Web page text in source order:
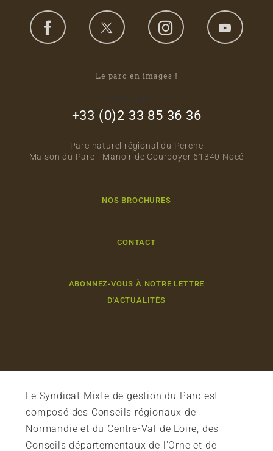
Le parc en images !
+33 (0)2 33 85 36 36
Parc naturel régional du Perche
Maison du Parc - Manoir de Courboyer 61340 Nocé
NOS BROCHURES
CONTACT
ABONNEZ-VOUS À NOTRE LETTRE
D'ACTUALITÉS
Le Syndicat Mixte de gestion du Parc est
composé des Conseils régionaux de
Normandie et du Centre-Val de Loire, des
Conseils départementaux de l'Orne et de